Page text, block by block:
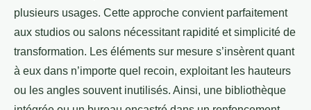
plusieurs usages. Cette approche convient parfaitement
aux studios ou salons nécessitant rapidité et simplicité de
transformation. Les éléments sur mesure s’insèrent quant
à eux dans n’importe quel recoin, exploitant les hauteurs
ou les angles souvent inutilisés. Ainsi, une bibliothèque